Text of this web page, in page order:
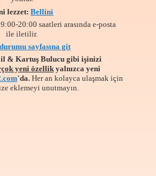
lezzet:Bellini
20:00 saatleri arasında e-posta
ile iletilir.
sayfasına git
& Kartuş Bulucu gibi işinizi
yeni özellikyalnızca yeni
'da. Her an kolayca ulaşmak için
eklemeyi unutmayın.